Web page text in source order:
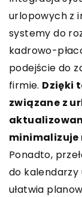
urlopowych z
systemy do
kadrowo-
podejście do
firmie. Dzięki
związane z
minimalizuje
Ponadto,
do kalendarzy
ułatwia